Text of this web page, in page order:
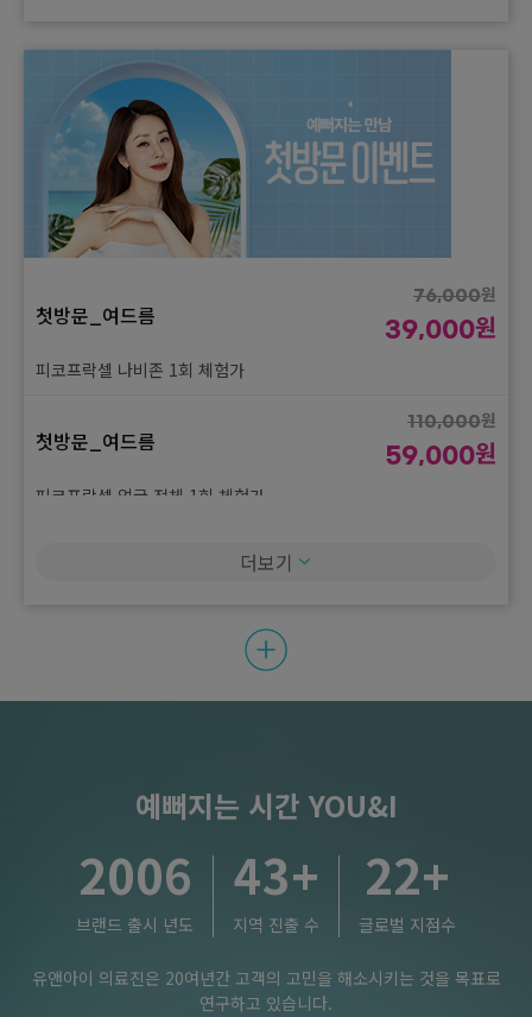
첫방문_여드름
76,000원
39,000원
피코프락셀 나비존 1회 체험가
첫방문_여드름
110,000원
59,000원
피코프락셀 얼굴 전체 1회 체험가
더보기
예뻐지는 시간 YOU&I
2006
브랜드 출시 년도
43+
지역 진출 수
22+
글로벌 지점수
유앤아이 의료진은 20여년간 고객의 고민을 해소시키는 것을 목표로
연구하고 있습니다.